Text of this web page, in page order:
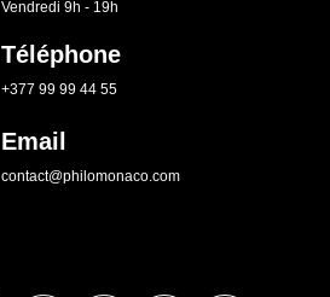
Vendredi 9h - 19h
Téléphone
+377 99 99 44 55
Email
contact@philomonaco.com